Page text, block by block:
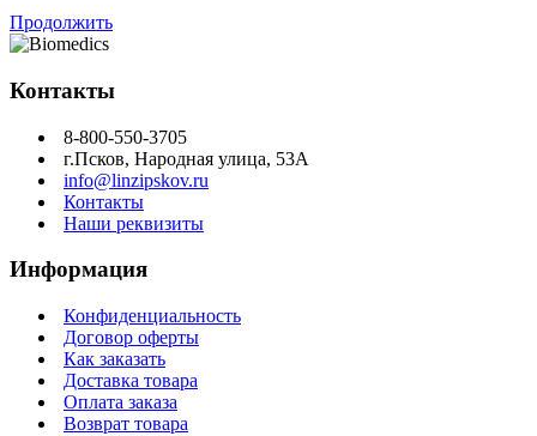
Продолжить
Контакты
8-800-550-3705
г.Псков, Народная улица, 53А
info@linzipskov.ru
Контакты
Наши реквизиты
Информация
Конфиденциальность
Договор оферты
Как заказать
Доставка товара
Оплата заказа
Возврат товара